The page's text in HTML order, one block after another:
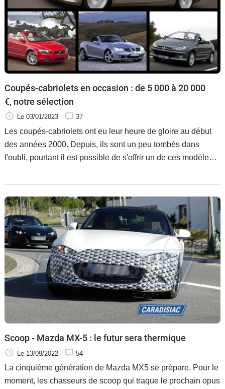
Coupés-cabriolets en occasion : de 5 000 à 20 000
€, notre sélection
Le 03/01/2023 37
Les coupés-cabriolets ont eu leur heure de gloire au début
des années 2000. Depuis, ils sont un peu tombés dans
l'oubli, pourtant il est possible de s'offrir un de ces modèles
que nous sommes en "basse-saison". Voici notre sélection
pour tous les budgets, ou presque.
Scoop - Mazda MX-5 : le futur sera thermique
Le 13/09/2022 54
La cinquième génération de Mazda MX5 se prépare. Pour le
moment, les chasseurs de scoop qui traque le prochain opus